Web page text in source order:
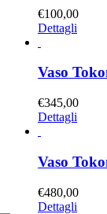
€100,00
Dettagli
Vaso
€345,00
Dettagli
Vaso
€480,00
Dettagli